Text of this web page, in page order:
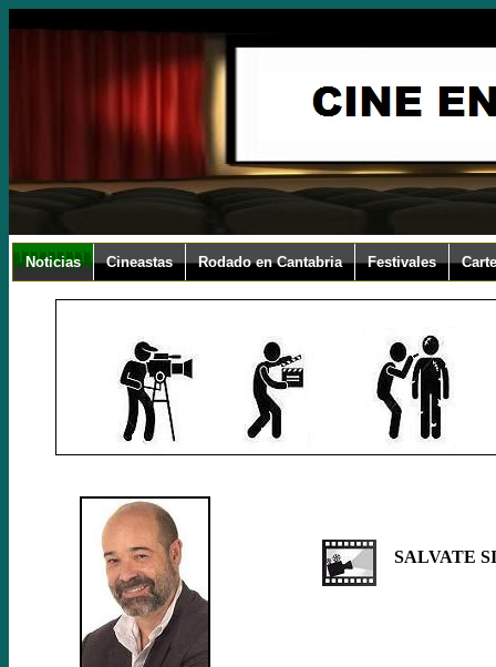
Noticias Cineastas Rodado en Cantabria Festivales
SALVATE